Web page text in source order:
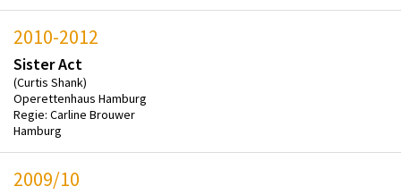
2010-2012
Sister Act
(Curtis Shank)
Operettenhaus Hamburg
Regie: Carline Brouwer
Hamburg
2009/10